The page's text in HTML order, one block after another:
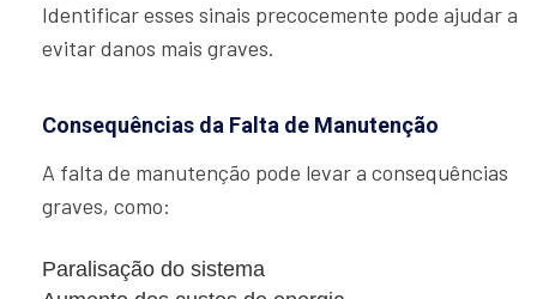
Identificar esses sinais precocemente pode ajudar a
evitar danos mais graves.
Consequências da Falta de Manutenção
A falta de manutenção pode levar a consequências
graves, como:
Paralisação do sistema